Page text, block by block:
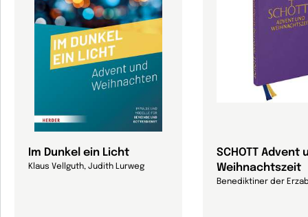
Im Dunkel ein Licht
Klaus Vellguth, Judith Lurweg
SCHOTT Advent
Weihnachtszeit
Benediktiner der